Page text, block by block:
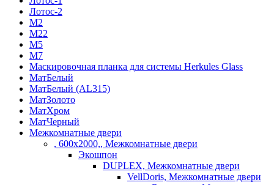
Лотос-2
М2
М22
М5
М7
Маскировочная планка для системы Herkules Glass
МатБелый
МатБелый (AL315)
МатЗолото
МатХром
МатЧерный
Межкомнатные двери
, 600х2000,, Межкомнатные двери
Экошпон
DUPLEX, Межкомнатные двери
VellDoris, Межкомнатные двери